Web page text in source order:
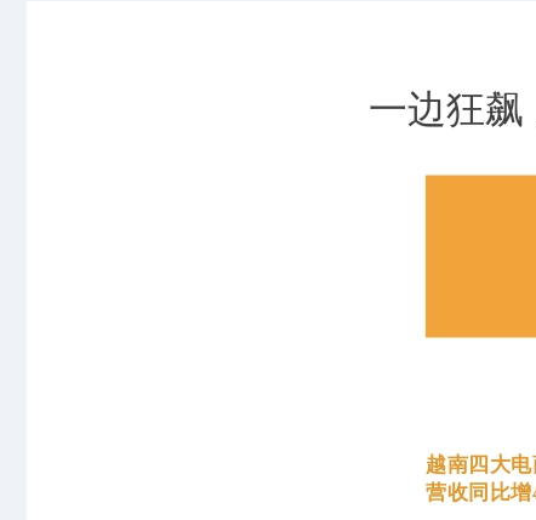
一边狂飙
越南四大
营收同比